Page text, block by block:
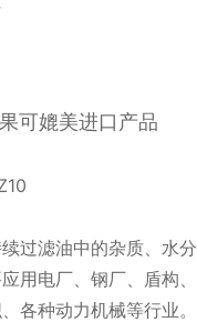
可媲美进口产品
过滤油中的杂质、水分
用电厂、钢厂、盾构、
各种动力机械等行业。